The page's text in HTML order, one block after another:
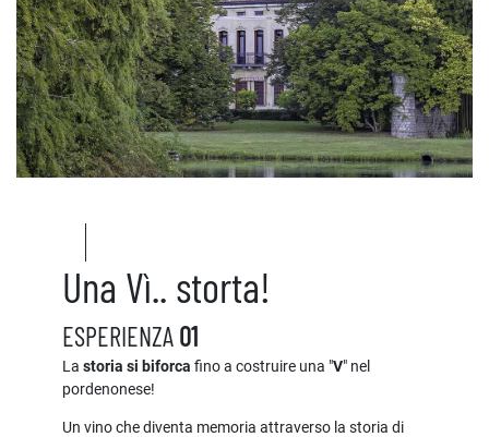
Una Vì.. storta!
ESPERIENZA 01
La storia si biforca fino a costruire una "V" nel
pordenonese!
Un vino che diventa memoria attraverso la storia di